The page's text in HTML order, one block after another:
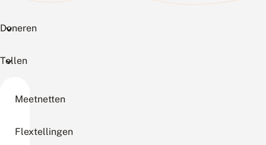
Doneren
Tellen
Meetnetten
Flextellingen